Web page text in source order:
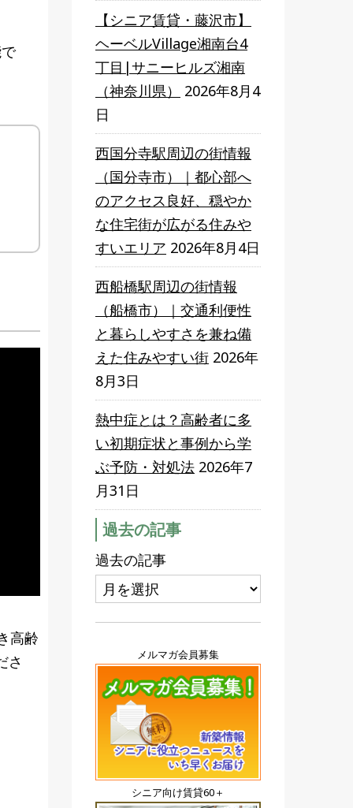
高齢
さ
【シニア賃貸・藤沢市】
ヘーベルVillage湘南台4
丁目|サニーヒルズ湘南
（神奈川県）
2026年8月4
日
西国分寺駅周辺の街情報
（国分寺市）｜都心部へ
のアクセス良好、穏やか
な住宅街が広がる住みや
すいエリア 2026年8月4日
西船橋駅周辺の街情報
（船橋市）｜交通利便性
と暮らしやすさを兼ね備
えた住みやすい街 2026年
8月3日
熱中症とは？高齢者に多
い初期症状と事例から学
ぶ予防・対処法 2026年7
月31日
過去の記事
過去の記事
メルマガ会員募集
シニア向け賃貸60＋